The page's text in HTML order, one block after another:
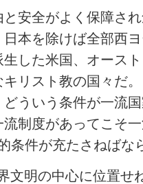
安全がよく保障さ
本を除けば全部西
した米国、オース
リスト教の国々だ
ういう条件が一流
制度があってこそ
条件が充たさねばな
文明の中心に位置せ